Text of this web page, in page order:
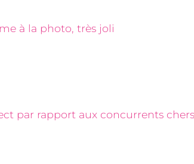
à la photo, très joli
par rapport aux concurrents